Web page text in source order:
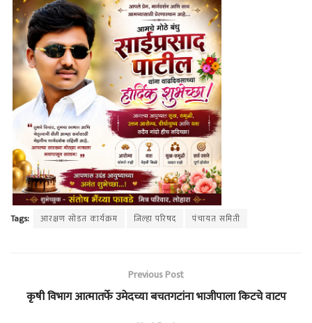
Tags: आरक्षण सोडत कार्यक्रम जिल्हा परिषद पंचायत समिती
Previous Post
कृषी विभाग आत्मातर्फे उमेदच्या बचतगटांना भाजीपाला किटचे वाटप